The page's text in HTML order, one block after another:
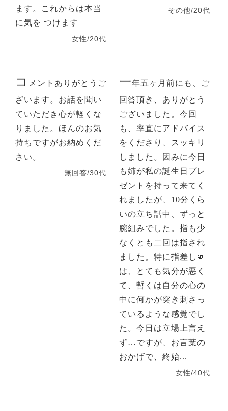
ます。これからは本当
に気を つけます
女性/20代
その他/20代
コ メントありがとうご
ざいます。お話を聞い
ていただき心が軽くな
りました。ほんのお気
持ちですがお納めくだ
さい。
無回答/30代
一年五ヶ月前にも、ご
回答頂き、ありがとう
ございました。今回
も、率直にアドバイス
をくださり、スッキリ
しました。因みに今日
も姉が私の誕生日プレ
ゼントを持って来てく
れましたが、10分くら
いの立ち話中、ずっと
腕組みでした。指も少
なくとも二回は指され
ました。特に指差し🫵
は、とても気分が悪く
て、暫くは自分の心の
中に何かが突き刺さっ
ているような感覚でし
た。今日は立場上言え
ず…ですが、お言葉の
おかげで、終始...
女性/40代